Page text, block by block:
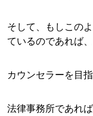
そして、もしこの
ているのであれば
カウンセラーを目
法律事務所であれ